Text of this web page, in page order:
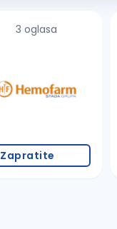
3 oglasa
Zapratite